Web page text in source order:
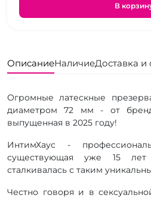
В
ОписаниеНаличиеДоставка и
Огромные латескные
диаметром 72 мм - от
выпущенная в 2025 году!
ИнтимХаус -
существующая уже 15
сталкивалась с таким
Честно говоря и в